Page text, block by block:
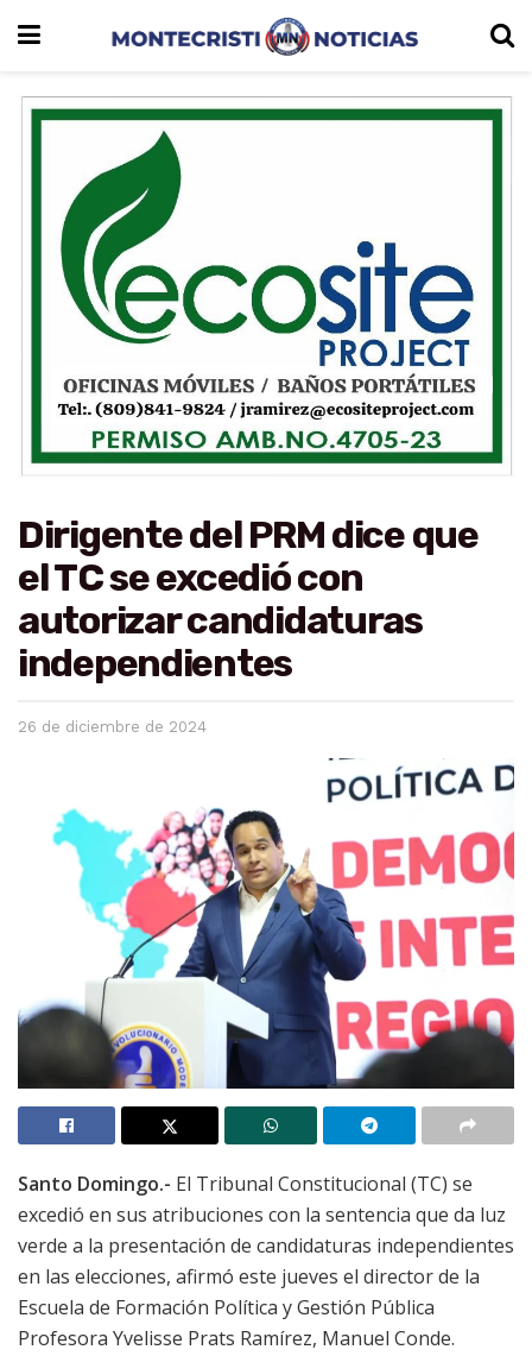
Dirigente del PRM dice que
el TC se excedió con
autorizar candidaturas
independientes
26 de diciembre de 2024
Santo Domingo.- El Tribunal Constitucional (TC) se
excedió en sus atribuciones con la sentencia que da luz
verde a la presentación de candidaturas independientes
en las elecciones, afirmó este jueves el director de la
Escuela de Formación Política y Gestión Pública
Profesora Yvelisse Prats Ramírez, Manuel Conde.